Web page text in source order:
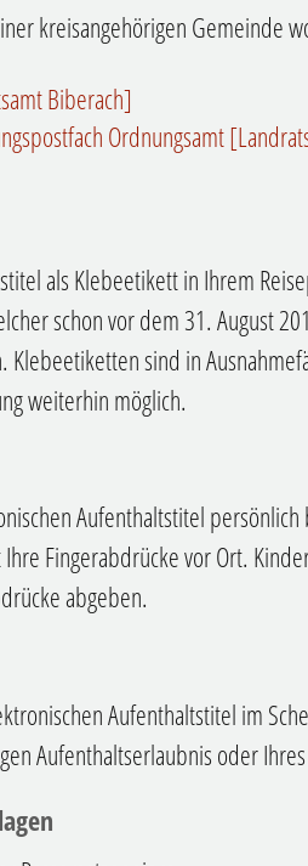
kreisangehörigen Gemeinde
Biberach]
Ordnungsamt
als Klebeetikett in Ihrem
schon vor dem 31. August
Klebeetiketten sind in
weiterhin möglich.
Aufenthaltstitel
Fingerabdrücke vor Ort.
abgeben.
Aufenthaltstitel im
Aufenthaltserlaubnis oder